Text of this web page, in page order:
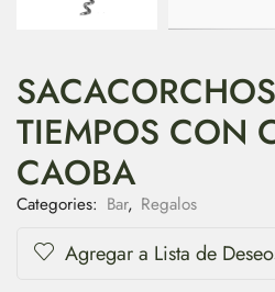
TIEMPOS CON
CAOBA
Categories: Bar, Regalos
Agregar a Lista de